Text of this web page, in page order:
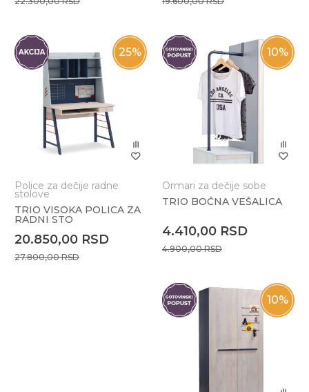
25%
Police za dečije radne
stolove
TRIO VISOKA POLICA ZA
RADNI STO
20.850,00 RSD
27.800,00RSD
10%
Ormari za dečije sobe
TRIO BOČNA VEŠALICA
4.410,00 RSD
4.900,00RSD
10%